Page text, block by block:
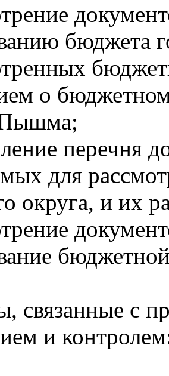
бюджета
о бюджетном
перечня
для
округа, и их
связанные с
и